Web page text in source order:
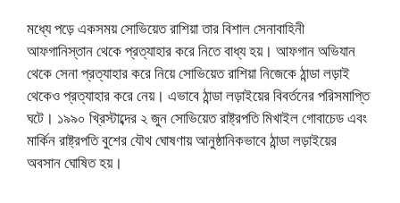
মধ্যে পড়ে একসময় সোভিয়েত রাশিয়া তার বিশাল সেনাবাহিনী
আফগানিস্তান থেকে প্রত্যাহার করে নিতে বাধ্য হয়। আফগান অভিযান
থেকে সেনা প্রত্যাহার করে নিয়ে সোভিয়েত রাশিয়া নিজেকে ঠান্ডা লড়াই
থেকেও প্রত্যাহার করে নেয়। এভাবে ঠান্ডা লড়াইয়ের বিবর্তনের পরিসমাপ্তি
ঘটে। ১৯৯০ খ্রিস্টাব্দের ২ জুন সোভিয়েত রাষ্ট্রপতি মিখাইল গোবাচেড এবং
মার্কিন রাষ্ট্রপতি বুশের যৌথ ঘোষণায় আনুষ্ঠানিকভাবে ঠান্ডা লড়াইয়ের
অবসান ঘোষিত হয়।